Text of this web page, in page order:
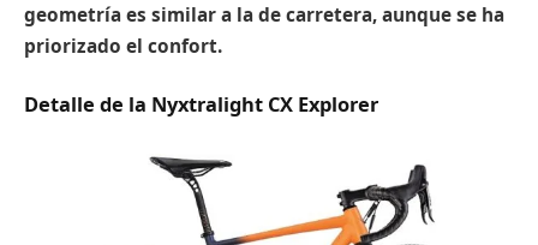
geometría es similar a la de carretera, aunque se ha
priorizado el confort.
Detalle de la Nyxtralight CX Explorer